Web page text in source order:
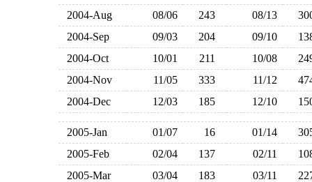
2004-Aug
08/06 243 08/13
2004-Sep
09/03 204 09/10
2004-Oct
10/01 211 10/08
2004-Nov
11/05 333 11/12
2004-Dec
12/03 185 12/10
2005-Jan 01/07 16 01/14
2005-Feb
02/04 137 02/11
2005-Mar
03/04 183 03/11